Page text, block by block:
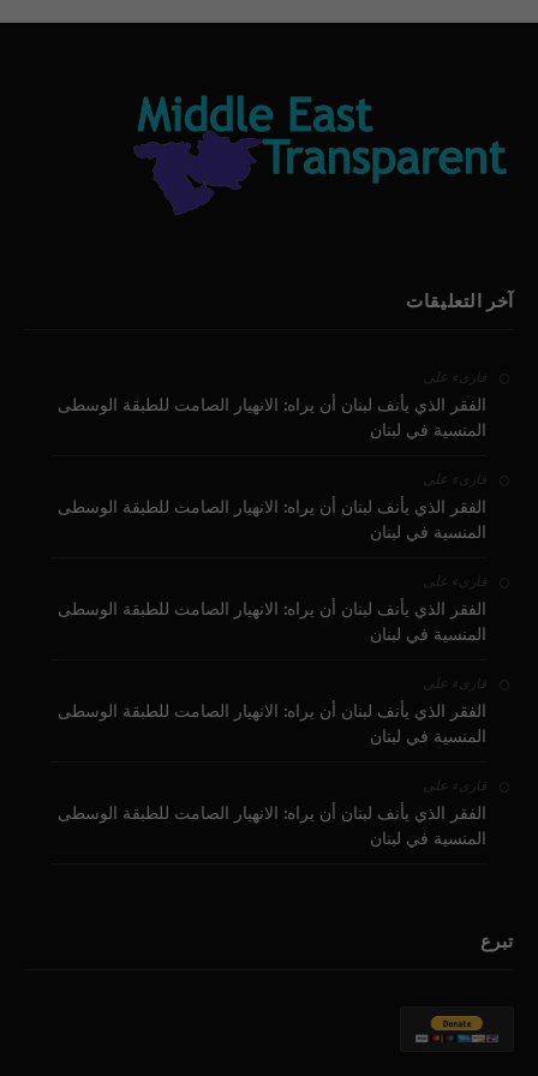
آخر التعليقات
قارىء على
الفقر الذي يأنف لبنان أن يراه: الانهيار الصامت للطبقة الوسطى
المنسية في لبنان
قارىء على
الفقر الذي يأنف لبنان أن يراه: الانهيار الصامت للطبقة الوسطى
المنسية في لبنان
قارىء على
الفقر الذي يأنف لبنان أن يراه: الانهيار الصامت للطبقة الوسطى
المنسية في لبنان
قارىء على
الفقر الذي يأنف لبنان أن يراه: الانهيار الصامت للطبقة الوسطى
المنسية في لبنان
قارىء على
الفقر الذي يأنف لبنان أن يراه: الانهيار الصامت للطبقة الوسطى
المنسية في لبنان
تبرع